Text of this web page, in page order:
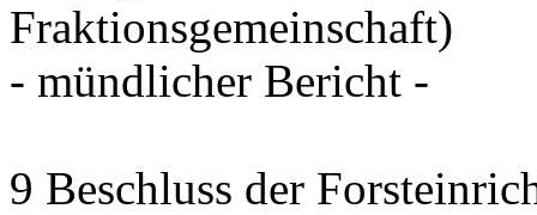
Fraktionsgemeinschaft)
- mündlicher Bericht -
9 Beschluss der